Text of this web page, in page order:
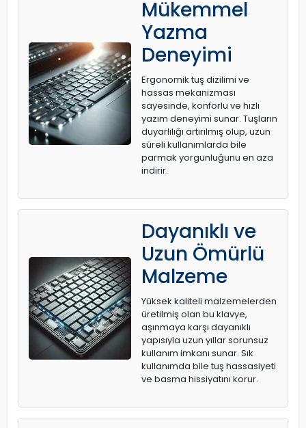
Mükemmel
Yazma
Deneyimi
Ergonomik tuş dizilimi ve
hassas mekanizması
sayesinde, konforlu ve hızlı
yazım deneyimi sunar. Tuşların
duyarlılığı artırılmış olup, uzun
süreli kullanımlarda bile
parmak yorgunluğunu en aza
indirir.
Dayanıklı ve
Uzun Ömürlü
Malzeme
Yüksek kaliteli malzemelerden
üretilmiş olan bu klavye,
aşınmaya karşı dayanıklı
yapısıyla uzun yıllar sorunsuz
kullanım imkanı sunar. Sık
kullanımda bile tuş hassasiyeti
ve basma hissiyatını korur.